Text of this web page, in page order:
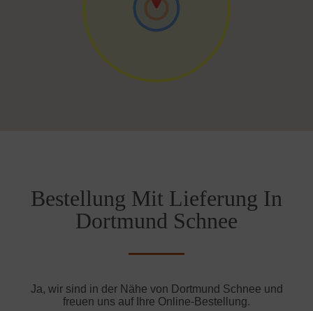
Bestellung Mit Lieferung In
Dortmund Schnee
Ja, wir sind in der Nähe von Dortmund Schnee und
freuen uns auf Ihre Online-Bestellung.